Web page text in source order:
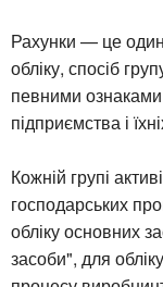
Рахунки — це один
обліку, спосіб
певними ознаками
підприємства і
Кожній групі
господарських
обліку основних
засоби", для